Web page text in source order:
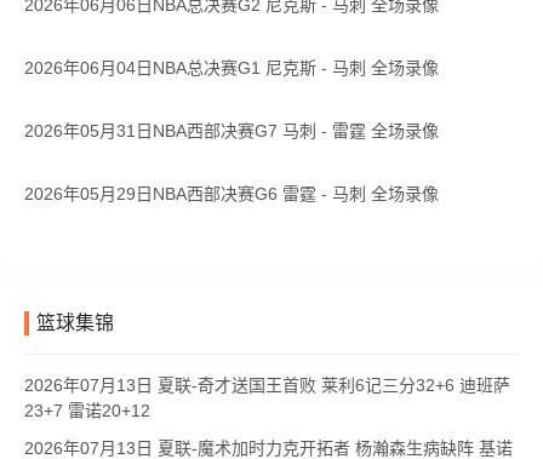
2026年06月06日NBA总决赛G2 尼克斯 - 马刺 全场录像
2026年06月04日NBA总决赛G1 尼克斯 - 马刺 全场录像
2026年05月31日NBA西部决赛G7 马刺 - 雷霆 全场录像
2026年05月29日NBA西部决赛G6 雷霆 - 马刺 全场录像
篮球集锦
2026年07月13日 夏联-奇才送国王首败 莱利6记三分32+6 迪班萨
23+7 雷诺20+12
2026年07月13日 夏联-魔术加时力克开拓者 杨瀚森生病缺阵 基诺